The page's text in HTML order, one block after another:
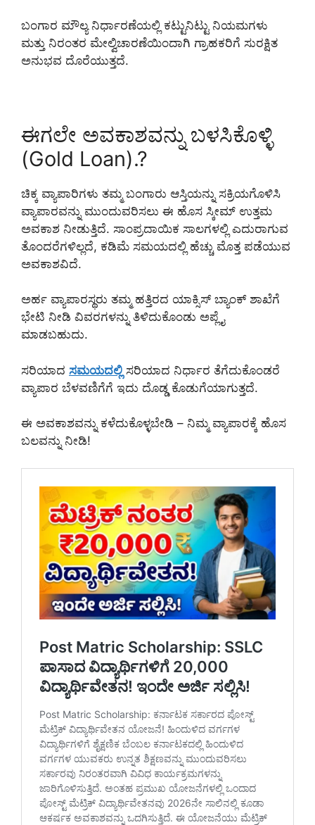
ಬಂಗಾರ ಮೌಲ್ಯ ನಿರ್ಧಾರಣೆಯಲ್ಲಿ ಕಟ್ಟುನಿಟ್ಟು ನಿಯಮಗಳು
ಮತ್ತು ನಿರಂತರ ಮೇಲ್ವಿಚಾರಣೆಯಿಂದಾಗಿ ಗ್ರಾಹಕರಿಗೆ ಸುರಕ್ಷಿತ
ಅನುಭವ ದೊರೆಯುತ್ತದೆ.
ಈಗಲೇ ಅವಕಾಶವನ್ನು ಬಳಸಿಕೊಳ್ಳಿ
(Gold Loan).?
ಚಿಕ್ಕ ವ್ಯಾಪಾರಿಗಳು ತಮ್ಮ ಬಂಗಾರು ಆಸ್ತಿಯನ್ನು ಸಕ್ರಿಯಗೊಳಿಸಿ
ವ್ಯಾಪಾರವನ್ನು ಮುಂದುವರಿಸಲು ಈ ಹೊಸ ಸ್ಕೀಮ್ ಉತ್ತಮ
ಅವಕಾಶ ನೀಡುತ್ತಿದೆ. ಸಾಂಪ್ರದಾಯಿಕ ಸಾಲಗಳಲ್ಲಿ ಎದುರಾಗುವ
ತೊಂದರೆಗಳಿಲ್ಲದೆ, ಕಡಿಮೆ ಸಮಯದಲ್ಲಿ ಹೆಚ್ಚು ಮೊತ್ತ ಪಡೆಯುವ
ಅವಕಾಶವಿದೆ.
ಅರ್ಹ ವ್ಯಾಪಾರಸ್ಥರು ತಮ್ಮ ಹತ್ತಿರದ ಯಾಕ್ಸಿಸ್ ಬ್ಯಾಂಕ್ ಶಾಖೆಗೆ
ಭೇಟಿ ನೀಡಿ ವಿವರಗಳನ್ನು ತಿಳಿದುಕೊಂಡು ಅಪ್ಲೈ
ಮಾಡಬಹುದು.
ಸರಿಯಾದ ಸಮಯದಲ್ಲಿ ಸರಿಯಾದ ನಿರ್ಧಾರ ತೆಗೆದುಕೊಂಡರೆ
ವ್ಯಾಪಾರ ಬೆಳವಣಿಗೆಗೆ ಇದು ದೊಡ್ಡ ಕೊಡುಗೆಯಾಗುತ್ತದೆ.
ಈ ಅವಕಾಶವನ್ನು ಕಳೆದುಕೊಳ್ಳಬೇಡಿ – ನಿಮ್ಮ ವ್ಯಾಪಾರಕ್ಕೆ ಹೊಸ
ಬಲವನ್ನು ನೀಡಿ!